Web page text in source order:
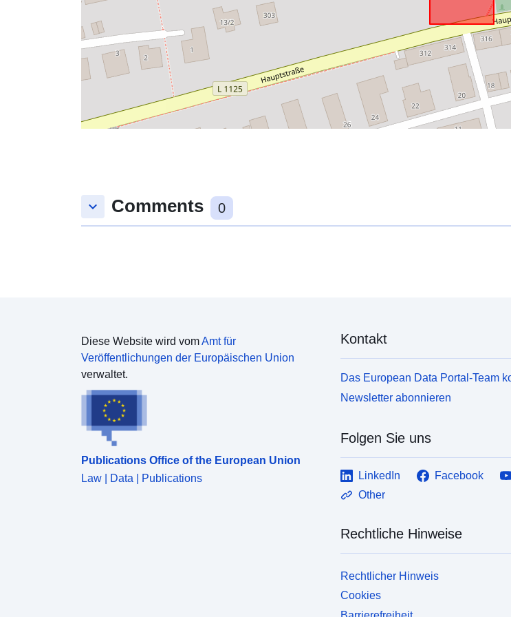
keyboard_arrow_down Comments 0
Diese Website wird vomAmt für
Veröffentlichungen der Europäischen Union
verwaltet.
Publications Office of the European Union
Law | Data | Publications
Kontakt
Das European Data Portal-Team
Newsletter abonnieren
Folgen Sie uns
LinkedIn Facebook
Other
Rechtliche Hinweise
Rechtlicher Hinweis
Cookies